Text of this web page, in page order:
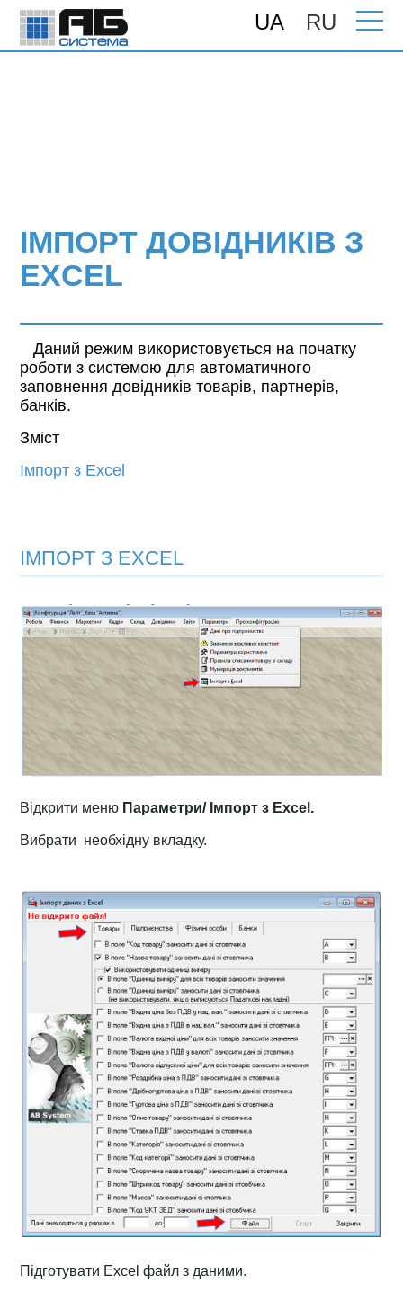
UA RU
Головна>Підтримка>Інструкції> Імпорт
ІМПОРТ ДОВІДНИКІВ З
EXCEL
Даний режим використовується на початку
роботи з системою для автоматичного
заповнення довідників товарів, партнерів,
банків.
Зміст
Імпорт з Excel
ІМПОРТ З EXCEL
Відкрити меню Параметри/ Імпорт з Excel.
Вибрати необхідну вкладку.
Підготувати Excel файл з даними.